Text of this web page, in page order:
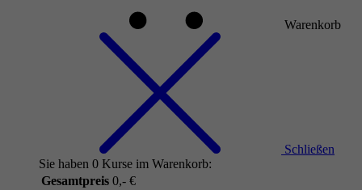
Warenkorb
Schließen
Sie haben 0 Kurse im Warenkorb:
Gesamtpreis 0,- €